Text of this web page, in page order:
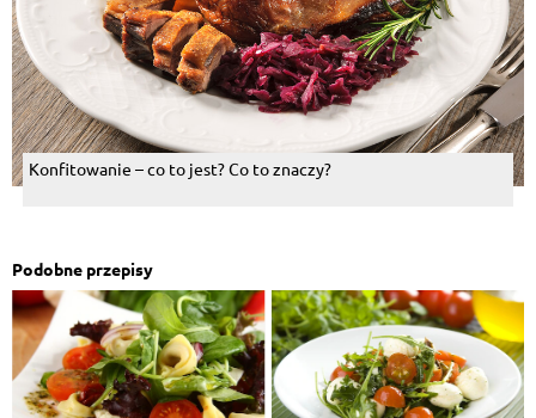
Konfitowanie – co to jest? Co to znaczy?
Podobne przepisy